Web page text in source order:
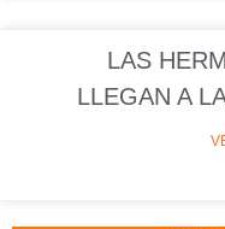
LAS
LLEGAN A